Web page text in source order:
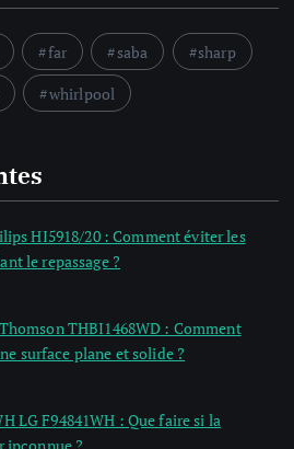
far saba
sharp
whirlpool
HI5918/20 : Comment éviter les
le repassage ?
THBI1468WD : Comment
surface plane et solide ?
LG F94841WH : Que faire si la
inconnue ?